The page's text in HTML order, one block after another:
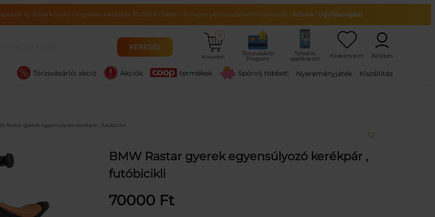
10-16 óra között) | Ingyenes kiszállítás 30.000 Ft felett! | 15 napos pénzvisszafizetési garancia! | Rólunk| Ügyfélszolgálat
KERESÉS
Kosaram
0
Törzsvásárlói akció Akciók termékek Spórolj többet! Nyereményjáték Kiszállítás
Rastar gyerek egyensúlyozó kerékpár , futóbicikli
BMW Rastar gyerek egyensúlyozó kerékpár ,
futóbicikli
70000 Ft